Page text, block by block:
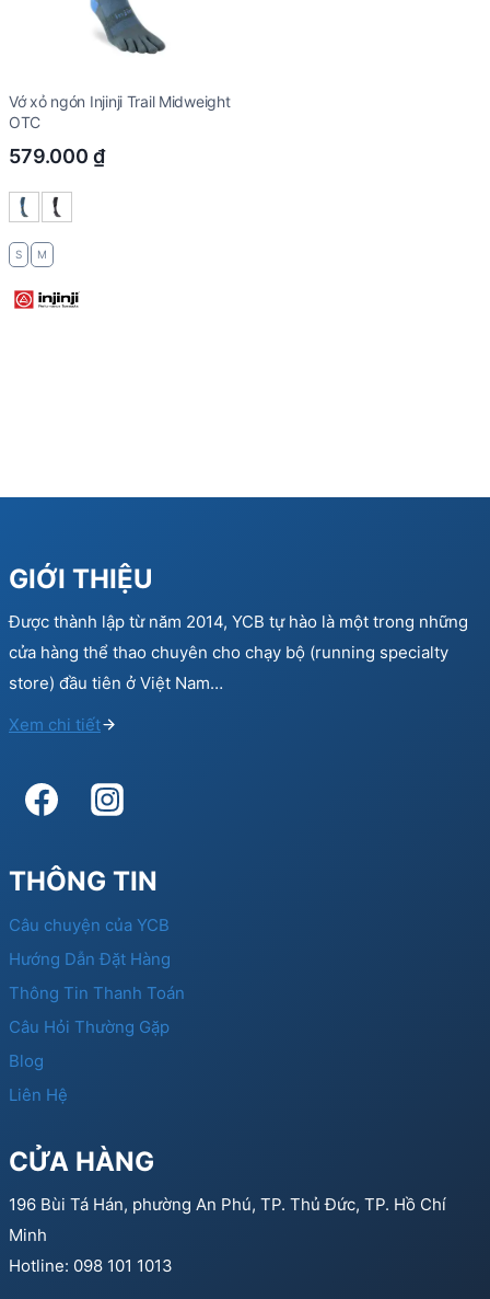
Vớ xỏ ngón Injinji Trail Midweight
OTC
579.000 ₫
S M
GIỚI THIỆU
Được thành lập từ năm 2014, YCB tự hào là một trong những
cửa hàng thể thao chuyên cho chạy bộ (running specialty
store) đầu tiên ở Việt Nam…
Xem chi tiết
THÔNG TIN
Câu chuyện của YCB
Hướng Dẫn Đặt Hàng
Thông Tin Thanh Toán
Câu Hỏi Thường Gặp
Blog
Liên Hệ
CỬA HÀNG
196 Bùi Tá Hán, phường An Phú, TP. Thủ Đức, TP. Hồ Chí
Minh
Hotline: 098 101 1013